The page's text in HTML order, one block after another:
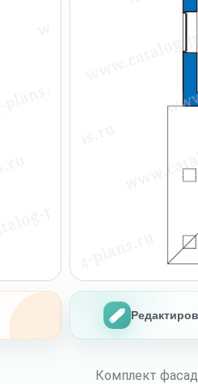
Комплект